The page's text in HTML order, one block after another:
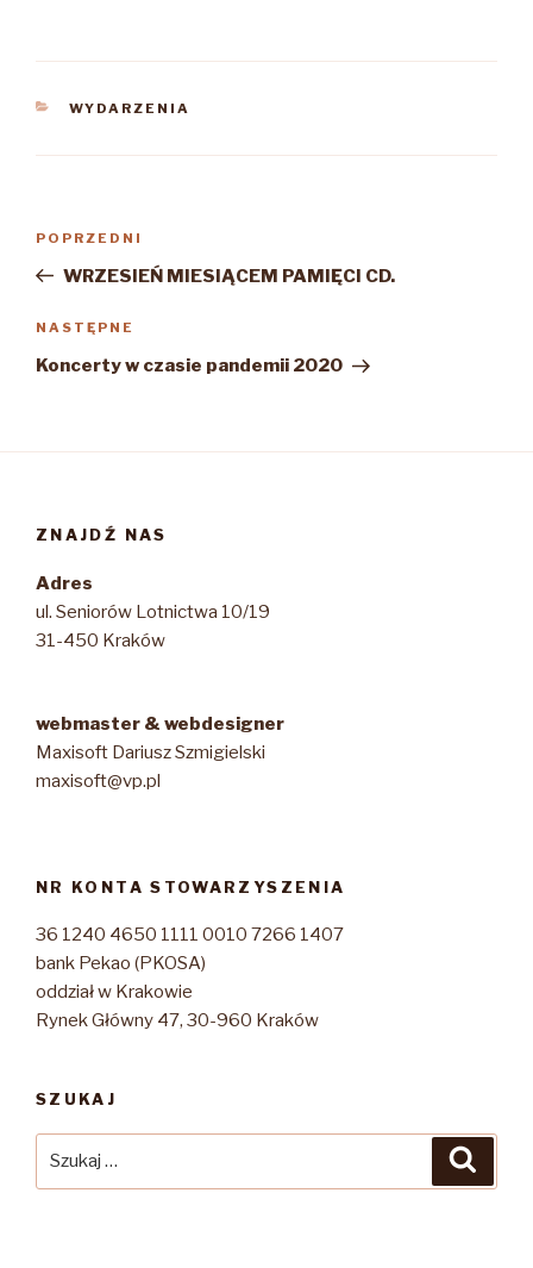
KATEGORIE
WYDARZENIA
Poprzedni
wpis
POPRZEDNI
WRZESIEŃ MIESIĄCEM PAMIĘCI CD.
Następny
wpis
NASTĘPNE
Koncerty w czasie pandemii 2020
ZNAJDŹ NAS
Adres
ul. Seniorów Lotnictwa 10/19
31-450 Kraków
webmaster & webdesigner
Maxisoft Dariusz Szmigielski
maxisoft@vp.pl
NR KONTA STOWARZYSZENIA
36 1240 4650 1111 0010 7266 1407
bank Pekao (PKOSA)
oddział w Krakowie
Rynek Główny 47, 30-960 Kraków
SZUKAJ